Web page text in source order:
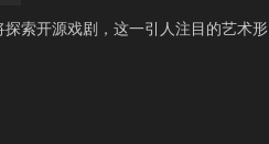
索开源戏剧，这一引人注目的艺术形